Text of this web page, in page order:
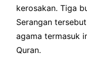
kerosakan. Tiga
Serangan
agama termasuk
Quran.